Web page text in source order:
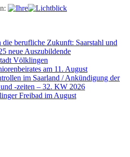
die berufliche Zukunft: Saarstahl und
neue Auszubildende
Völklingen
am 11. August
im Saarland / Ankündigung der
-zeiten – 32. KW 2026
Freibad im August